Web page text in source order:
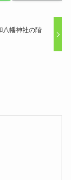
八幡神社の階